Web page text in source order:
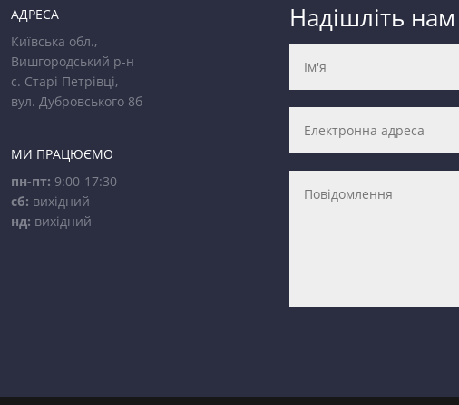
АДРЕСА
Київська обл.,
Вишгородський р-н
с. Старі Петрівці,
вул. Дубровського 8б
МИ ПРАЦЮЄМО
пн-пт: 9:00-17:30
сб: вихідний
нд: вихідний
Надішліть